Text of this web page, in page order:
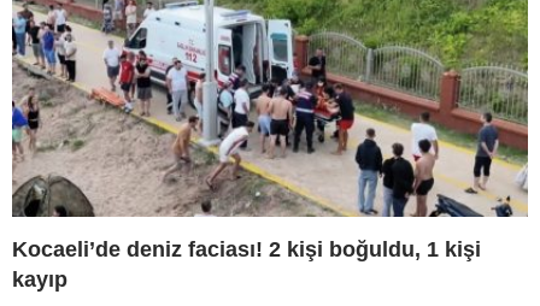
Kocaeli’de deniz faciası! 2 kişi boğuldu, 1 kişi
kayıp